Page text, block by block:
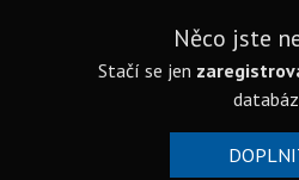
Něco jste
Stačí se jen